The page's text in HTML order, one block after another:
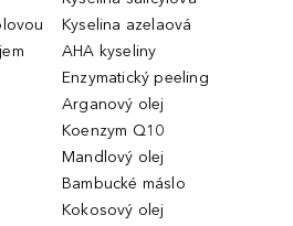
Kyselina azelaová
AHA kyseliny
Enzymatický peeling
Arganový olej
Koenzym Q10
Mandlový olej
Bambucké máslo
Kokosový olej